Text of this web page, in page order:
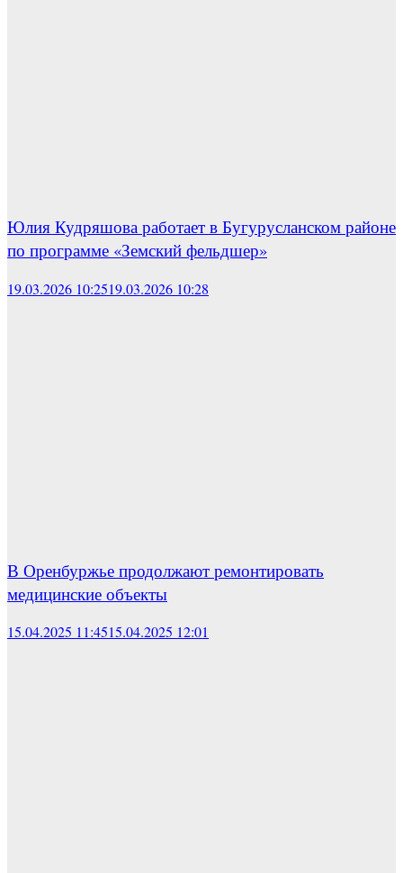
Юлия Кудряшова работает в Бугурусланском районе
по программе «Земский фельдшер»
19.03.2026 10:2519.03.2026 10:28
В Оренбуржье продолжают ремонтировать
медицинские объекты
15.04.2025 11:4515.04.2025 12:01